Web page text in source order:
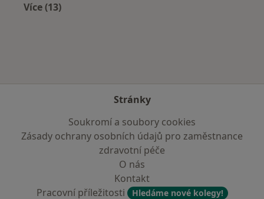
Více (13)
Stránky
Soukromí a soubory cookies
Zásady ochrany osobních údajů pro zaměstnance
zdravotní péče
O nás
Kontakt
Pracovní příležitosti
Hledáme nové kolegy!